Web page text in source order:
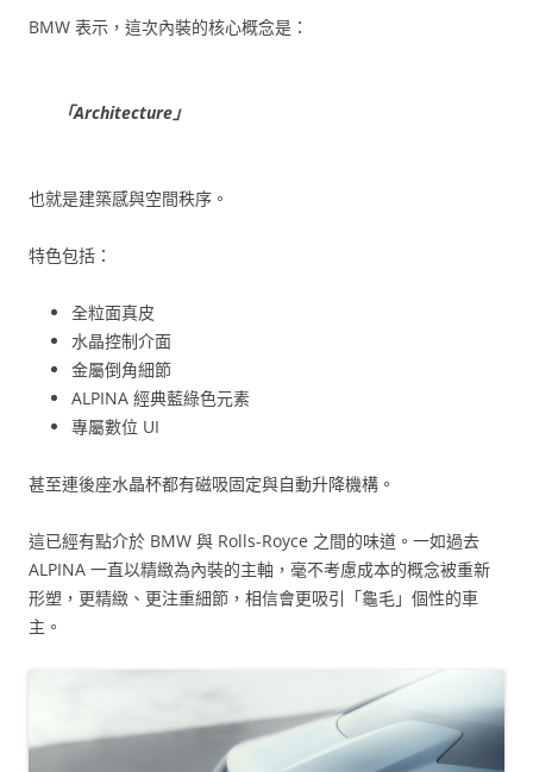
BMW 表示，這次內裝的核心概念是：
「Architecture」
也就是建築感與空間秩序。
特色包括：
全粒面真皮
水晶控制介面
金屬倒角細節
ALPINA 經典藍綠色元素
專屬數位 UI
甚至連後座水晶杯都有磁吸固定與自動升降機構。
這已經有點介於 BMW 與 Rolls-Royce 之間的味道。一如過去
ALPINA 一直以精緻為內裝的主軸，毫不考慮成本的概念被重新
形塑，更精緻、更注重細節，相信會更吸引「龜毛」個性的車
主。